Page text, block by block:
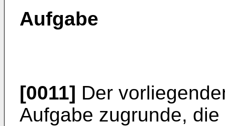
Aufgabe
[0011] Der
Aufgabe zugrunde,